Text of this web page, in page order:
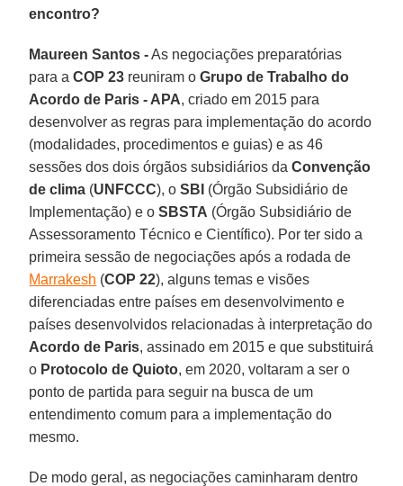
encontro?
Maureen Santos -As negociações preparatórias
para aCOP 23 reuniram oGrupo de Trabalho do
Acordo de Paris - APA, criado em 2015 para
desenvolver as regras para implementação do acordo
(modalidades, procedimentos e guias) e as 46
sessões dos dois órgãos subsidiários daConvenção
de clima (UNFCCC), oSBI (Órgão Subsidiário de
Implementação) e oSBSTA (Órgão Subsidiário de
Assessoramento Técnico e Científico). Por ter sido a
primeira sessão de negociações após a rodada de
Marrakesh (COP 22), alguns temas e visões
diferenciadas entre países em desenvolvimento e
países desenvolvidos relacionadas à interpretação do
Acordo de Paris, assinado em 2015 e que substituirá
o Protocolo de Quioto, em 2020, voltaram a ser o
ponto de partida para seguir na busca de um
entendimento comum para a implementação do
mesmo.
De modo geral, as negociações caminharam dentro